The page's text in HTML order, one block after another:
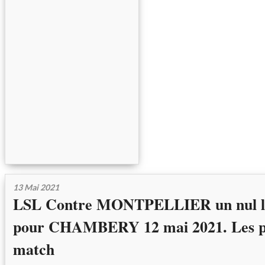
13 Mai 2021
LSL Contre MONTPELLIER un nul
pour CHAMBERY 12 mai 2021. Les
match